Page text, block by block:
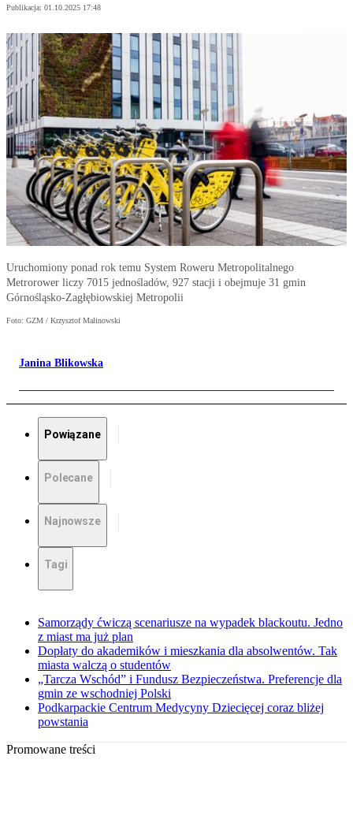
Publikacja: 01.10.2025 17:48
Uruchomiony ponad rok temu System Roweru Metropolitalnego
Metrorower liczy 7015 jednośladów, 927 stacji i obejmuje 31 gmin
Górnośląsko-Zagłębiowskiej Metropolii
Foto: GZM / Krzysztof Malinowski
Janina Blikowska
Powiązane
Polecane
Najnowsze
Tagi
Samorządy ćwiczą scenariusze na wypadek blackoutu. Jedno
z miast ma już plan
Dopłaty do akademików i mieszkania dla absolwentów. Tak
miasta walczą o studentów
„Tarcza Wschód” i Fundusz Bezpieczeństwa. Preferencje dla
gmin ze wschodniej Polski
Podkarpackie Centrum Medycyny Dziecięcej coraz bliżej
powstania
Promowane treści